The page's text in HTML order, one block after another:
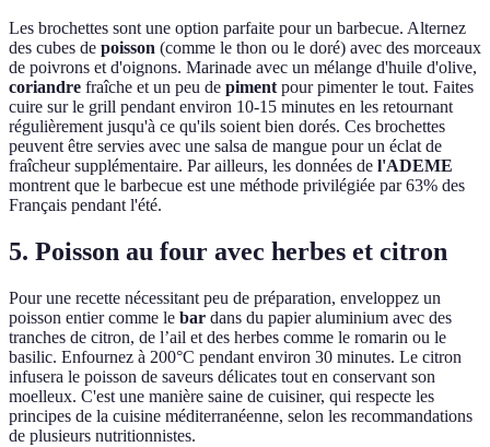
Les brochettes sont une option parfaite pour un barbecue. Alternez
des cubes de poisson (comme le thon ou le doré) avec des morceaux
de poivrons et d'oignons. Marinade avec un mélange d'huile d'olive,
coriandre fraîche et un peu de piment pour pimenter le tout. Faites
cuire sur le grill pendant environ 10-15 minutes en les retournant
régulièrement jusqu'à ce qu'ils soient bien dorés. Ces brochettes
peuvent être servies avec une salsa de mangue pour un éclat de
fraîcheur supplémentaire. Par ailleurs, les données de l'ADEME
montrent que le barbecue est une méthode privilégiée par 63% des
Français pendant l'été.
5. Poisson au four avec herbes et citron
Pour une recette nécessitant peu de préparation, enveloppez un
poisson entier comme le bar dans du papier aluminium avec des
tranches de citron, de l’ail et des herbes comme le romarin ou le
basilic. Enfournez à 200°C pendant environ 30 minutes. Le citron
infusera le poisson de saveurs délicates tout en conservant son
moelleux. C'est une manière saine de cuisiner, qui respecte les
principes de la cuisine méditerranéenne, selon les recommandations
de plusieurs nutritionnistes.